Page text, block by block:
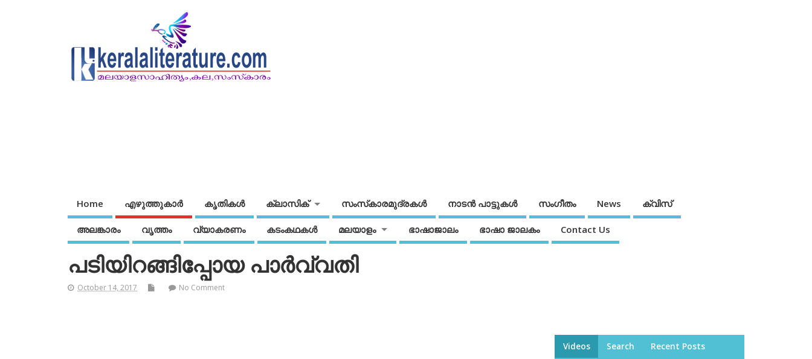
Home എഴുത്തുകാര്‍ കൃതികൾ ക്ലാസിക് സംസ്‌കാരമുദ്രകള്‍ നാടന്‍ പാട്ടുകള്‍ സംഗീതം News ക്വിസ്
അലങ്കാരം വൃത്തം വ്യാകരണം കടംകഥകള്‍ മലയാളം ഭാഷാജാലം ഭാഷാ ജാലകം Contact Us
പടിയിറങ്ങിപ്പോയ പാര്‍വ്വതി
October 14, 2017 No Comment
Videos Search Recent Posts